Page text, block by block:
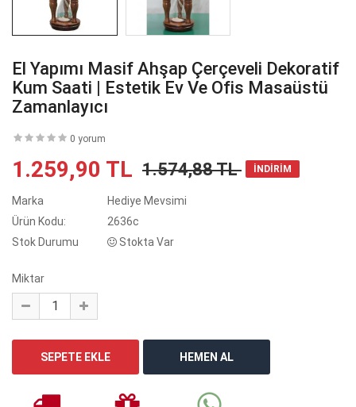
El Yapımı Masif Ahşap Çerçeveli Dekoratif
Kum Saati | Estetik Ev Ve Ofis Masaüstü
Zamanlayıcı
0 yorum
1.259,90 TL 1.574,88 TL İNDİRİM
Marka
Hediye Mevsimi
Ürün Kodu:
2636c
Stok Durumu
Stokta Var
Miktar